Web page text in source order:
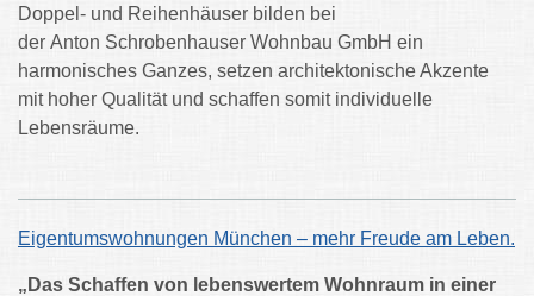
Doppel- und Reihenhäuser bilden bei
der Anton Schrobenhauser Wohnbau GmbH ein
harmonisches Ganzes, setzen architektonische Akzente
mit hoher Qualität und schaffen somit individuelle
Lebensräume.
Eigentumswohnungen München – mehr Freude am Leben.
„Das Schaffen von lebenswertem Wohnraum in einer